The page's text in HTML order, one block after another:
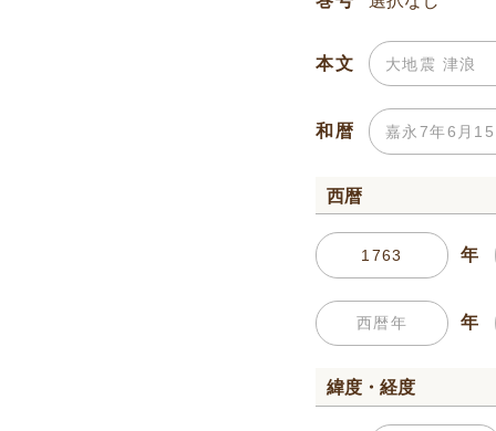
本文
和暦
西暦
年
年
緯度・経度